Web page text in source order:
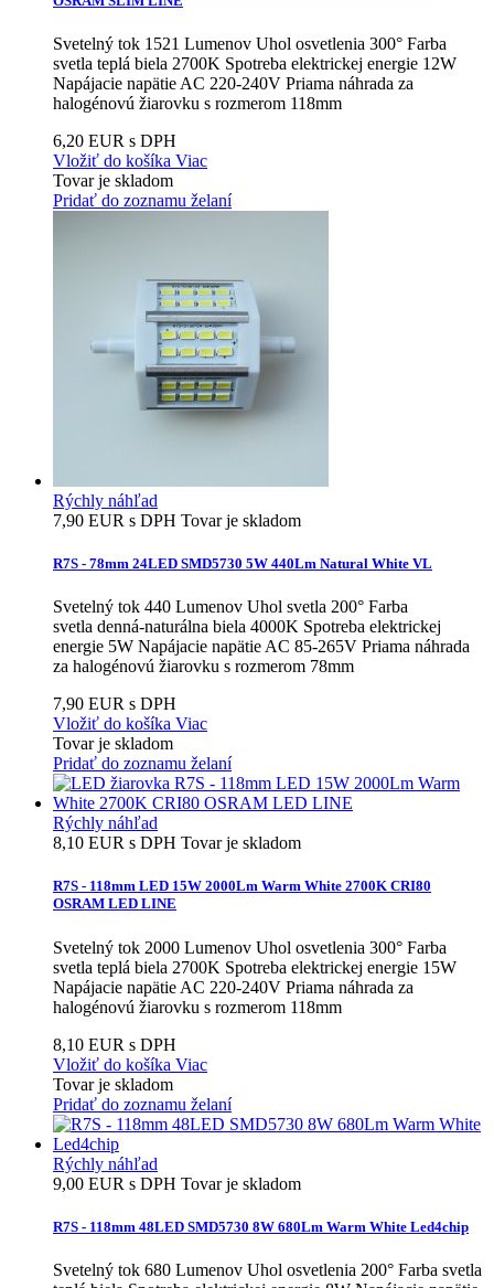
Svetelný tok 1521 Lumenov Uhol osvetlenia 300° Farba
svetla teplá biela 2700K Spotreba elektrickej energie 12W
Napájacie napätie AC 220-240V Priama náhrada za
halogénovú žiarovku s rozmerom 118mm
6,20 EUR s DPH
Vložiť do košíka Viac
Tovar je skladom
Pridať do zoznamu želaní
Rýchly náhľad
7,90 EUR s DPH Tovar je skladom
R7S - 78mm 24LED SMD5730 5W 440Lm Natural White VL
Svetelný tok 440 Lumenov Uhol svetla 200° Farba
svetla denná-naturálna biela 4000K Spotreba elektrickej
energie 5W Napájacie napätie AC 85-265V Priama náhrada
za halogénovú žiarovku s rozmerom 78mm
7,90 EUR s DPH
Vložiť do košíka Viac
Tovar je skladom
Pridať do zoznamu želaní
Rýchly náhľad
8,10 EUR s DPH Tovar je skladom
R7S - 118mm LED 15W 2000Lm Warm White 2700K CRI80
OSRAM LED LINE
Svetelný tok 2000 Lumenov Uhol osvetlenia 300° Farba
svetla teplá biela 2700K Spotreba elektrickej energie 15W
Napájacie napätie AC 220-240V Priama náhrada za
halogénovú žiarovku s rozmerom 118mm
8,10 EUR s DPH
Vložiť do košíka Viac
Tovar je skladom
Pridať do zoznamu želaní
Rýchly náhľad
9,00 EUR s DPH Tovar je skladom
R7S - 118mm 48LED SMD5730 8W 680Lm Warm White Led4chip
Svetelný tok 680 Lumenov Uhol osvetlenia 200° Farba svetla